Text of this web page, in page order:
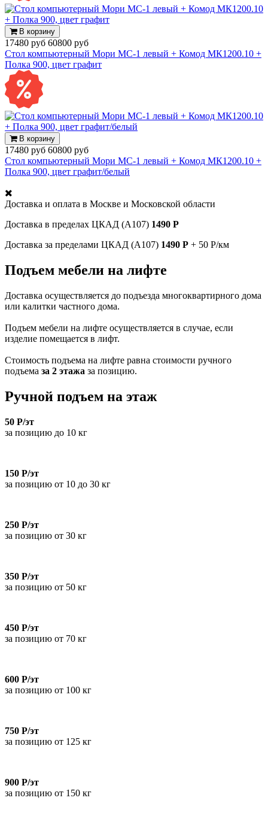
В корзину
17480 руб 60800 руб
Стол компьютерный Мори МС-1 левый + Комод МК1200.10 +
Полка 900, цвет графит
В корзину
17480 руб 60800 руб
Стол компьютерный Мори МС-1 левый + Комод МК1200.10 +
Полка 900, цвет графит/белый
Доставка и оплата в Москве и Московской области
Доставка в пределах ЦКАД (А107) 1490 Р
Доставка за пределами ЦКАД (А107) 1490 Р + 50 Р/км
Подъем мебели на лифте
Доставка осуществляется до подъезда многоквартирного дома
или калитки частного дома.
Подъем мебели на лифте осуществляется в случае, если
изделие помещается в лифт.
Стоимость подъема на лифте равна стоимости ручного
подъема за 2 этажа за позицию.
Ручной подъем на этаж
50 Р/эт
за позицию до 10 кг
150 Р/эт
за позицию от 10 до 30 кг
250 Р/эт
за позицию от 30 кг
350 Р/эт
за позицию от 50 кг
450 Р/эт
за позицию от 70 кг
600 Р/эт
за позицию от 100 кг
750 Р/эт
за позицию от 125 кг
900 Р/эт
за позицию от 150 кг